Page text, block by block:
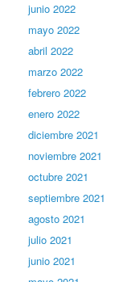
junio 2022
mayo 2022
abril 2022
marzo 2022
febrero 2022
enero 2022
diciembre 2021
noviembre 2021
octubre 2021
septiembre 2021
agosto 2021
julio 2021
junio 2021